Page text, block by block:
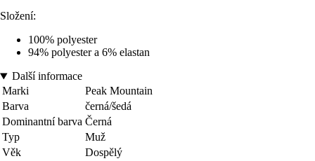
Složení:
100% polyester
94% polyester a 6% elastan
Další informace
Marki
Peak Mountain
Barva
černá/šedá
Dominantní barva Černá
Typ
Muž
Věk
Dospělý